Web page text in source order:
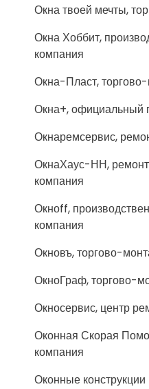
Окна твоей мечты,
Окна Хоббит,
компания
Окна-Пласт,
Окна+, официальный
Окнаремсервис,
ОкнаХаус-НН,
компания
Окноff,
компания
Окновъ, торгово-
ОкноГраф, торгово-
Окносервис, центр
Оконная Скорая
компания
Оконные конструкции